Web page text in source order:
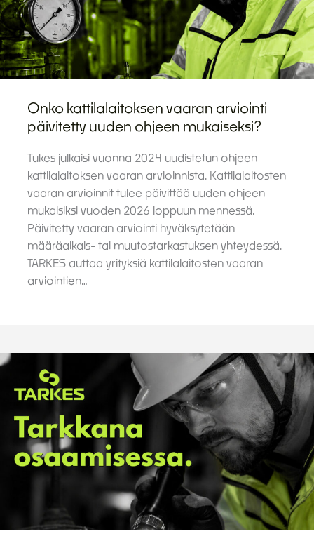
Onko kattilalaitoksen vaaran arviointi
päivitetty uuden ohjeen mukaiseksi?
Tukes julkaisi vuonna 2024 uudistetun ohjeen
kattilalaitoksen vaaran arvioinnista. Kattilalaitosten
vaaran arvioinnit tulee päivittää uuden ohjeen
mukaisiksi vuoden 2026 loppuun mennessä.
Päivitetty vaaran arviointi hyväksytetään
määräaikais- tai muutostarkastuksen yhteydessä.
TARKES auttaa yrityksiä kattilalaitosten vaaran
arviointien…